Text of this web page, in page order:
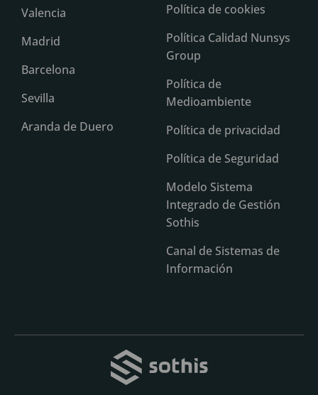
Valencia
Madrid
Barcelona
Sevilla
Aranda de Duero
Política de cookies
Política Calidad Nunsys
Group
Política de
Medioambiente
Política de privacidad
Política de Seguridad
Modelo Sistema
Integrado de Gestión
Sothis
Canal de Sistemas de
Información